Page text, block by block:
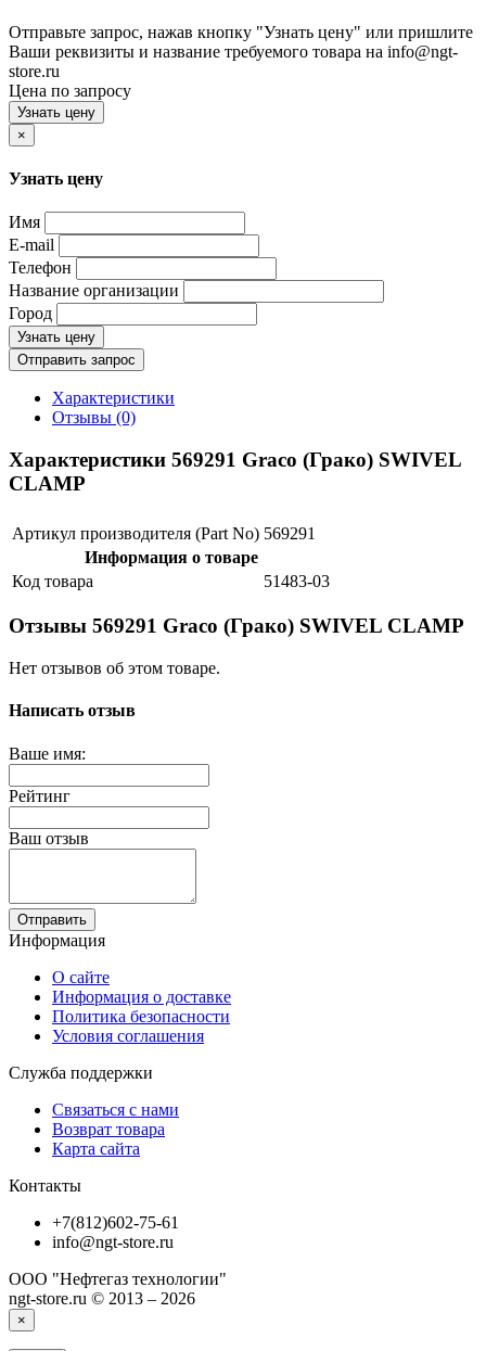
Отправьте запрос, нажав кнопку "Узнать цену" или пришлите
Ваши реквизиты и название требуемого товара на info@ngt-
store.ru
Цена по запросу
Узнать цену
×
Узнать цену
Имя
E-mail
Телефон
Название организации
Город
Узнать цену
Отправить запрос
Характеристики
Отзывы (0)
Характеристики 569291 Graco (Грако) SWIVEL
CLAMP
Артикул производителя (Part No) 569291
Информация о товаре
Код товара
51483-03
Отзывы 569291 Graco (Грако) SWIVEL CLAMP
Нет отзывов об этом товаре.
Написать отзыв
Ваше имя:
Рейтинг
Ваш отзыв
Отправить
Информация
О сайте
Информация о доставке
Политика безопасности
Условия соглашения
Служба поддержки
Связаться с нами
Возврат товара
Карта сайта
Контакты
+7(812)602-75-61
info@ngt-store.ru
ООО "Нефтегаз технологии"
ngt-store.ru © 2013 – 2026
×